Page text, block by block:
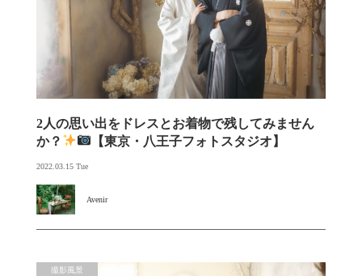
2人の思い出をドレスとお着物で残してみません
か？
【東京・八王子フォトスタジオ】
2022.03.15 Tue
Avenir
撮影風景